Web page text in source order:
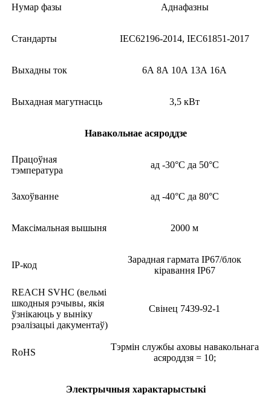
Нумар фазы Аднафазны
Стандарты IEC62196-2014, IEC61851-2017
Выхадны ток 6А 8А 10А 13А 16А
Выхадная магутнасць 3,5 кВт
Навакольнае асяроддзе
Працоўная
тэмпература
ад -30°C да 50°C
Захоўванне ад -40°C да 80°C
Максімальная вышыня 2000 м
IP-код
Зарадная гармата IP67/блок
кіравання IP67
REACH SVHC (вельмі
шкодныя рэчывы, якія
ўзнікаюць у выніку
рэалізацыі дакументаў)
Свінец 7439-92-1
RoHS
Тэрмін службы аховы навакольнага
асяроддзя = 10;
Электрычныя характарыстыкі